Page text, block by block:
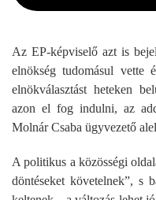
Az EP-képviselő azt is
elnökség tudomásul vette
elnökválasztást heteken
azon el fog indulni, az
Molnár Csaba ügyvezető
A politikus a közösségi
döntéseket követelnek”, s